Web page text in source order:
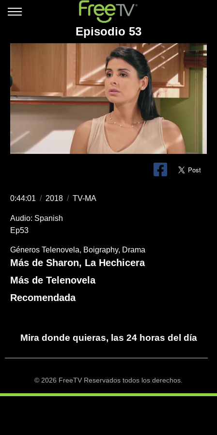
Episodio 53
0:44:01 / 2018 / TV-MA
Audio: Spanish
Ep53
Géneros Telenovela Boigraphy Drama
Más de Sharon, La Hechicera
Más de Telenovela
Recomendada
Mira donde quieras, las 24 horas del día
© 2026 FreeTV Reservados todos los derechos.